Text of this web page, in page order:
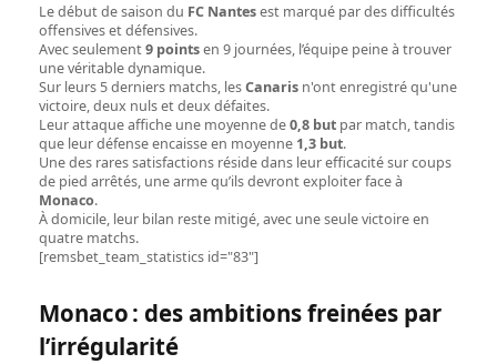
Le début de saison du FC Nantesest marqué par des difficultés
offensives et défensives.
Avec seulement9 pointsen 9 journées, l’équipe peine à trouver
une véritable dynamique.
Sur leurs 5 derniers matchs, lesCanaris n'ont enregistré qu'une
victoire, deux nuls et deux défaites.
Leur attaque affiche une moyenne de0,8 but par match, tandis
que leur défense encaisse en moyenne 1,3 but.
Une des rares satisfactions réside dans leur efficacité sur coups
de pied arrêtés, une arme qu’ils devront exploiter face à
Monaco.
À domicile, leur bilan reste mitigé, avec une seule victoire en
quatre matchs.
[remsbet_team_statistics id="83"]
Monaco : des ambitions freinées par
l’irrégularité